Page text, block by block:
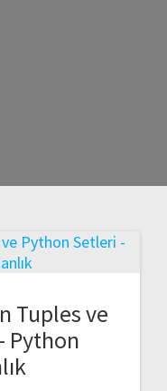
Tuples ve
Python